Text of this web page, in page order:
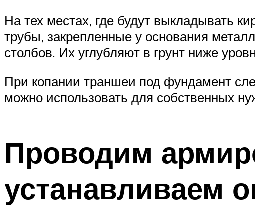
На тех местах, где будут выкладывать
трубы, закрепленные у основания
столбов. Их углубляют в грунт ниже
При копании траншеи под фундамент
можно использовать для собственных
Проводим
устанавливаем